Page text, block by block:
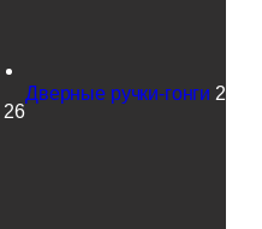
26
Дверные ручки-гонги 2